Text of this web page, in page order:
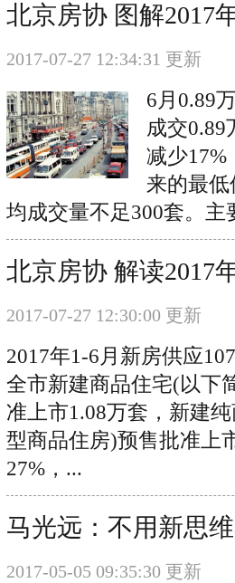
北京房协 图解2017
2017-07-27 12:34:31 更新
6月0.89
成交0.89
减少17%
来的最
均成交量不足300套。主
北京房协 解读2017
2017-07-27 12:30:00 更新
2017年1-6月新房供应
全市新建商品住宅(以下
准上市1.08万套，新建
型商品住房)预售批准上
27%，...
马光远：不用新思
2017-05-05 09:35:30 更新